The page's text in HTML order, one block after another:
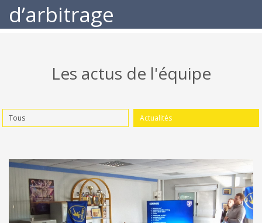
d’arbitrage
Les actus de l'équipe
Tous Actualités